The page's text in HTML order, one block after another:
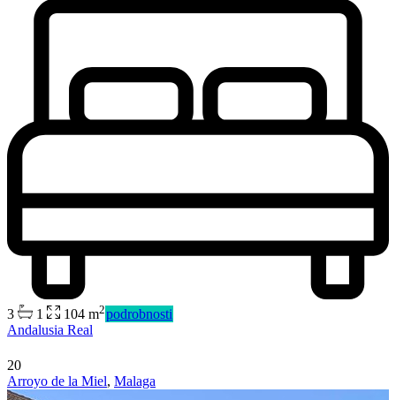
3 1 104 m2podrobnosti
Andalusia Real
20
Arroyo de la Miel, Malaga